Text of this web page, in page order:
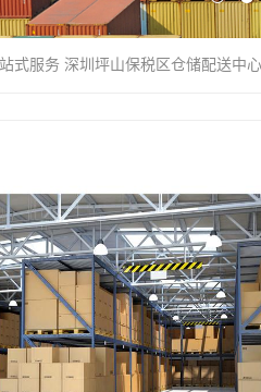
式服务 深圳坪山保税区仓储配送中